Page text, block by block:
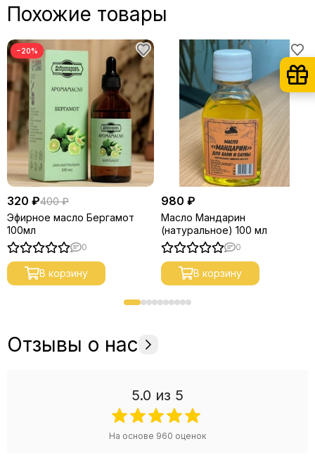
Похожие товары
−20%
320 ₽400 ₽
Эфирное масло Бергамот
100мл
0
В корзину
980 ₽
Масло Мандарин
(натуральное) 100 мл
0
В корзину
Отзывы о нас
5.0 из 5
На основе 960 оценок